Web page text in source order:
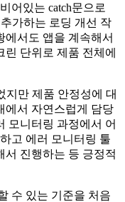
어있는 catch문으로
가하는 로딩 개선 작
에서도 앱을 계속해서
단위로 제품 전체에
지만 제품 안정성에 대
에서 자연스럽게 담당
모니터링 과정에서 어
고 에러 모니터링 툴
서 진행하는 등 긍정적
수 있는 기준을 처음